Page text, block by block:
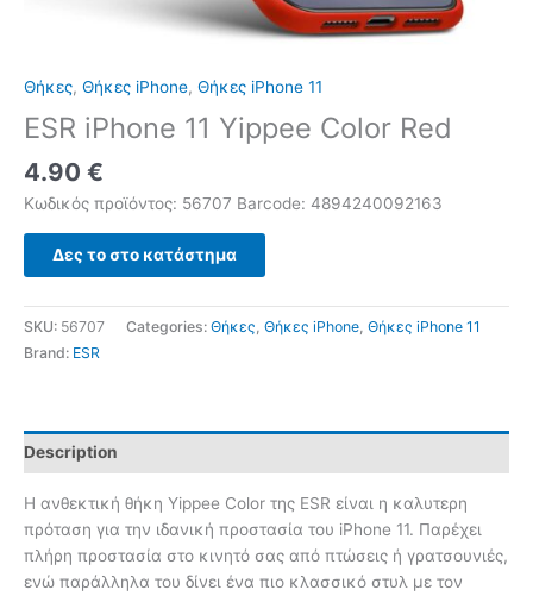
Θήκες, Θήκες iPhone, Θήκες iPhone 11
ESR iPhone 11 Yippee Color Red
4.90 €
Κωδικός προϊόντος: 56707 Barcode: 4894240092163
Δες το στο κατάστημα
SKU: 56707 Categories: Θήκες Θήκες iPhone Θήκες iPhone 11
Brand: ESR
Description
Η ανθεκτική θήκη Yippee Color της ESR είναι η καλυτερη
πρόταση για την ιδανική προστασία του iPhone 11. Παρέχει
πλήρη προστασία στο κινητό σας από πτώσεις ή γρατσουνιές,
ενώ παράλληλα του δίνει ένα πιο κλασσικό στυλ με τον